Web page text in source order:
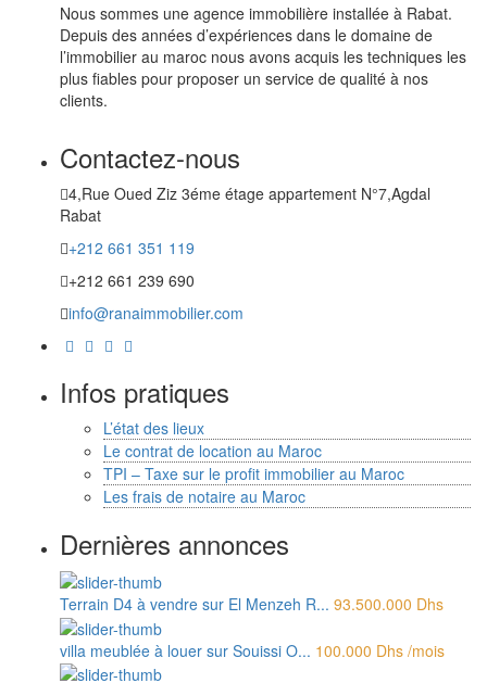
Nous sommes une agence immobilière installée à Rabat.
Depuis des années d’expériences dans le domaine de
l’immobilier au maroc nous avons acquis les techniques les
plus fiables pour proposer un service de qualité à nos
clients.
Contactez-nous
4,Rue Oued Ziz 3éme étage appartement N°7,Agdal
Rabat
+212 661 351 119
+212 661 239 690
info@ranaimmobilier.com
Infos pratiques
L’état des lieux
Le contrat de location au Maroc
TPI – Taxe sur le profit immobilier au Maroc
Les frais de notaire au Maroc
Dernières annonces
Terrain D4 à vendre sur El Menzeh R... 93.500.000 Dhs
villa meublée à louer sur Souissi O... 100.000 Dhs /mois